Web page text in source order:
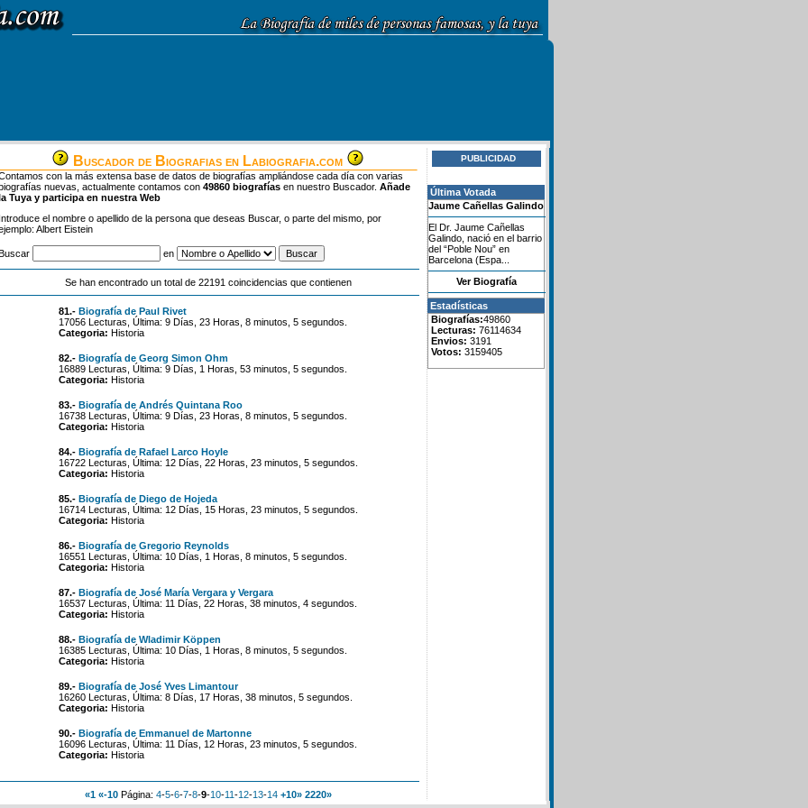
Buscador de Biografias en Labiografia.com
con la más extensa base de datos de biografías ampliándose cada día con varias
nuevas, actualmente contamos con 49860 biografías en nuestro Buscador. Añade
Tuya y participa en nuestra Web
Introduce el nombre o apellido de la persona que deseas Buscar, o parte del mismo, por
Albert Eistein
en
Se han encontrado un total de 22191 coincidencias que contienen
81.- Biografía de Paul Rivet
17056 Lecturas, Última: 9 Días, 23 Horas, 8 minutos, 5 segundos.
Categoria: Historia
82.- Biografía de Georg Simon Ohm
16889 Lecturas, Última: 9 Días, 1 Horas, 53 minutos, 5 segundos.
Categoria: Historia
83.- Biografía de Andrés Quintana Roo
16738 Lecturas, Última: 9 Días, 23 Horas, 8 minutos, 5 segundos.
Categoria: Historia
84.- Biografía de Rafael Larco Hoyle
16722 Lecturas, Última: 12 Días, 22 Horas, 23 minutos, 5 segundos.
Categoria: Historia
85.- Biografía de Diego de Hojeda
16714 Lecturas, Última: 12 Días, 15 Horas, 23 minutos, 5 segundos.
Categoria: Historia
86.- Biografía de Gregorio Reynolds
16551 Lecturas, Última: 10 Días, 1 Horas, 8 minutos, 5 segundos.
Categoria: Historia
87.- Biografía de José María Vergara y Vergara
16537 Lecturas, Última: 11 Días, 22 Horas, 38 minutos, 4 segundos.
Categoria: Historia
88.- Biografía de Wladimir Köppen
16385 Lecturas, Última: 10 Días, 1 Horas, 8 minutos, 5 segundos.
Categoria: Historia
89.- Biografía de José Yves Limantour
16260 Lecturas, Última: 8 Días, 17 Horas, 38 minutos, 5 segundos.
Categoria: Historia
90.- Biografía de Emmanuel de Martonne
16096 Lecturas, Última: 11 Días, 12 Horas, 23 minutos, 5 segundos.
Categoria: Historia
«1 «-10 Página: 4-5-6-7-8-9-10-11-12-13-14 +10» 2220»
PUBLICIDAD
Última Votada
Jaume Cañellas Galindo
El Dr. Jaume Cañellas
Galindo, nació en el barrio
del “Poble Nou” en
Barcelona (Espa...
Ver Biografía
Estadísticas
Biografías:49860
Lecturas: 76114634
Envios: 3191
Votos: 3159405